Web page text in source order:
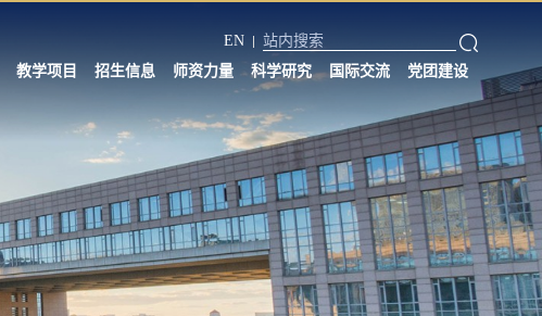
EN
教学项目 招生信息 师资力量 科学研究 国际交流 党团建设